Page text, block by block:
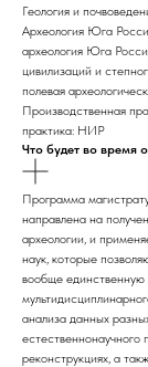
Геология и
Археология Юга
археология Юга
цивилизаций и
полевая
Производственная
практика: НИР
Что будет во время
Программа
направлена на
археологии, и
наук, которые
вообще единственную
анализа данных
естественнонаучного
реконструкциях, а